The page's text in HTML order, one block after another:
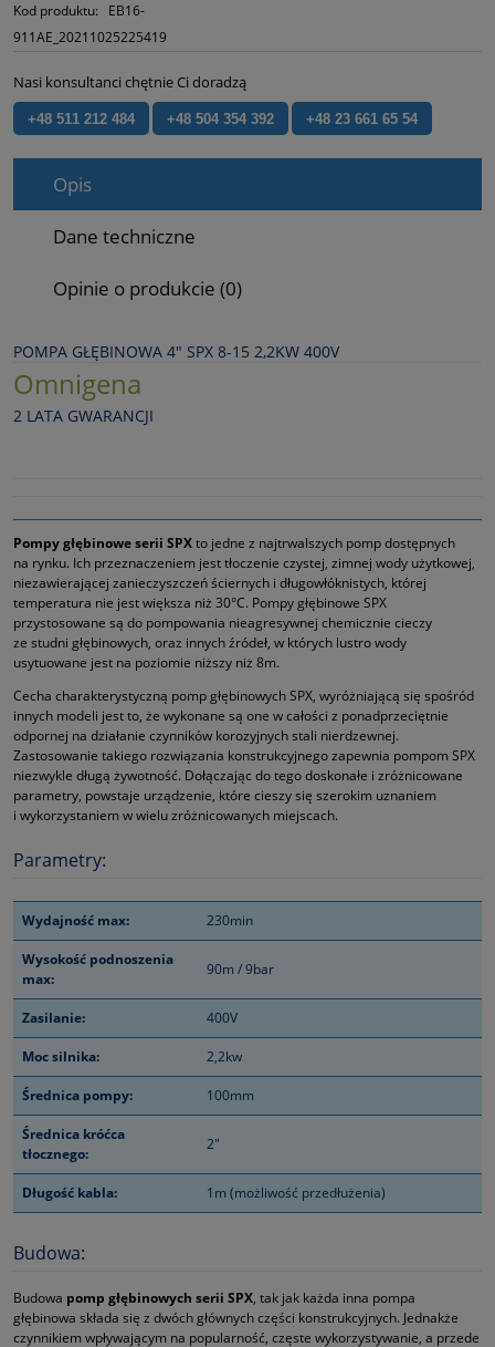
Kod produktu:
EB16-
911AE_20211025225419
Nasi konsultanci chętnie Ci doradzą
+48 511 212 484 +48 504 354 392 +48 23 661 65 54
Opis
Dane techniczne
Opinie o produkcie (0)
POMPA GŁĘBINOWA 4" SPX 8‑15 2,2KW 400V
Omnigena
2 LATA GWARANCJI
Pompy głębinowe serii SPXto jedne z najtrwalszych pomp dostępnych
na rynku. Ich przeznaczeniem jest tłoczenie czystej, zimnej wody użytkowej,
niezawierającej zanieczyszczeń ściernych i długowłóknistych, której
temperatura nie jest większa niż 30°C. Pompy głębinowe SPX
przystosowane są do pompowania nieagresywnej chemicznie cieczy
ze studni głębinowych, oraz innych źródeł, w których lustro wody
usytuowane jest na poziomie niższy niż 8m.
Cecha charakterystyczną pomp głębinowych SPX, wyróżniającą się spośród
innych modeli jest to, że wykonane są one w całości z ponadprzeciętnie
odpornej na działanie czynników korozyjnych stali nierdzewnej.
Zastosowanie takiego rozwiązania konstrukcyjnego zapewnia pompom SPX
niezwykle długą żywotność. Dołączając do tego doskonałe i zróżnicowane
parametry, powstaje urządzenie, które cieszy się szerokim uznaniem
i wykorzystaniem w wielu zróżnicowanych miejscach.
Parametry:
Wydajność max: 230min
Wysokość podnoszenia
max:
90m / 9bar
Zasilanie: 400V
Moc silnika: 2,2kw
Średnica pompy: 100mm
Średnica króćca
tłocznego:
2"
Długość kabla: 1m (możliwość przedłużenia)
Budowa:
Budowa pomp głębinowych serii SPX, tak jak każda inna pompa
głębinowa składa się z dwóch głównych części konstrukcyjnych. Jednakże
czynnikiem wpływającym na popularność, częste wykorzystywanie, a przede